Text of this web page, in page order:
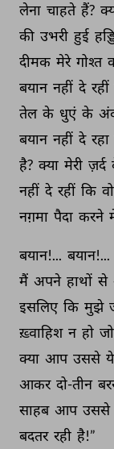
लेना चाहते हैं?
की उभरी हुई
दीमक मेरे गोश्त
बयान नहीं दे रहीं
तेल के धुएं के
बयान नहीं दे रहा
है? क्या मेरी ज़र्द
नहीं दे रहीं कि वो
नग़मा पैदा करने
बयान!... बयान!...
मैं अपने हाथों से
इसलिए कि मुझे
ख़्वाहिश न हो जो
क्या आप उससे ये
आकर दो-तीन
साहब आप उससे
बदतर रही है!”